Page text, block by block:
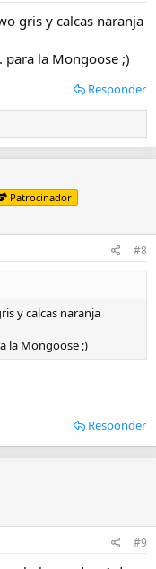
gris y calcas naranja
para la Mongoose ;)
Responder
Patrocinador
#8
y calcas naranja
la Mongoose ;)
Responder
#9